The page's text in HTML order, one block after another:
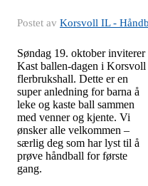
Postet av Korsvoll IL -
Søndag 19. oktober
Kast ballen-dagen i Korsvoll
flerbrukshall. Dette er en
super anledning for barna å
leke og kaste ball sammen
med venner og kjente. Vi
ønsker alle velkommen –
særlig deg som har lyst til å
prøve håndball for første
gang.